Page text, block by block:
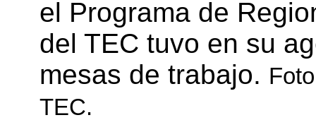
el Programa de
del TEC tuvo en su
mesas de trabajo.
TEC.